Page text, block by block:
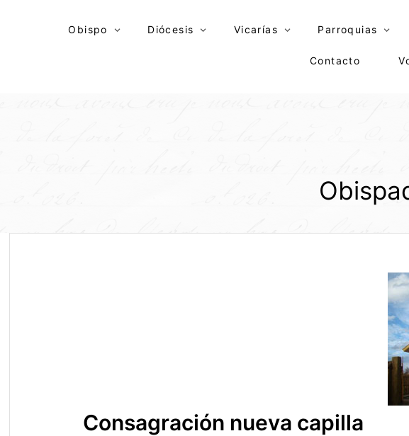
Obispo Diócesis Vicarías Parroquias
Contacto
Consagración nueva capilla